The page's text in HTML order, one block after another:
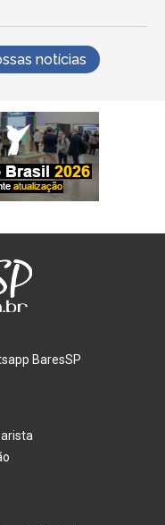
notícias
BaresSP